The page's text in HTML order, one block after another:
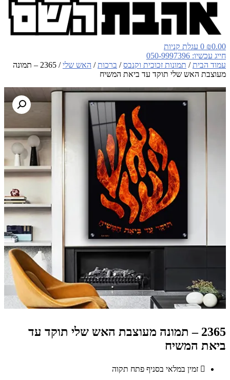
₪0.00
0 עגלת קניות
חייג עכשיו: 050-9997396
עמוד הבית/ תמונות זכוכית וקנבס/ ברכות/ האש שלי
/ 2365 – תמונה
מעוצבת האש שלי תוקד עד ביאת המשיח
2365 – תמונה מעוצבת האש שלי תוקד עד
ביאת המשיח
זמין במלאי בסניף פתח תקוה